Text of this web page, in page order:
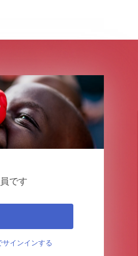
です
インインする